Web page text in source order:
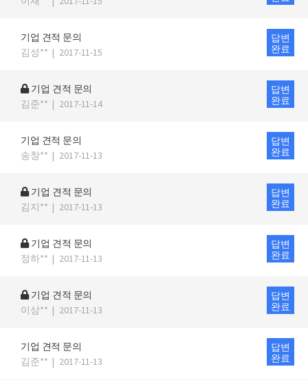
기업 견적 문의
김성** | 2017-11-15
답변
완료
기업 견적 문의
김준** | 2017-11-14
답변
완료
기업 견적 문의
송창** | 2017-11-13
답변
완료
기업 견적 문의
김지** | 2017-11-13
답변
완료
기업 견적 문의
정하** | 2017-11-13
답변
완료
기업 견적 문의
이상** | 2017-11-13
답변
완료
기업 견적 문의
김준** | 2017-11-13
답변
완료